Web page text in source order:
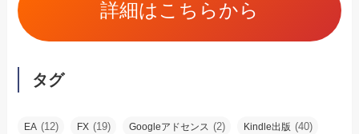
詳細はこちらから
タグ
EA (12) FX (19) Googleアドセンス (2) Kindle出版 (40)